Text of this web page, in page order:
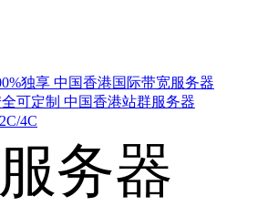
独享 中国香港国际带宽服务器
可定制 中国香港站群服务器
4C
务器